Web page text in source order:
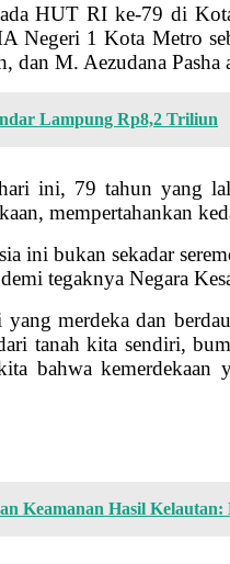
HUT RI ke-79 di
Negeri 1 Kota Metro
dan M. Aezudana
Lampung Rp8,2 Triliun
ini, 79 tahun yang
mempertahankan
ini bukan sekadar
tegaknya Negara
merdeka dan
tanah kita sendiri,
bahwa
Keamanan Hasil